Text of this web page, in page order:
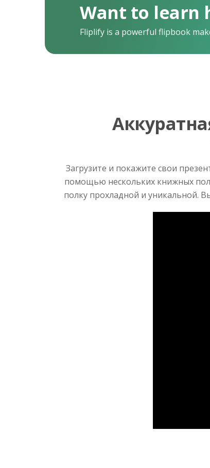
Want to learn
Fliplify is a powerful flipbook
Загрузите и покажите свои
помощью нескольких книжных
полку прохладной и уникальной.